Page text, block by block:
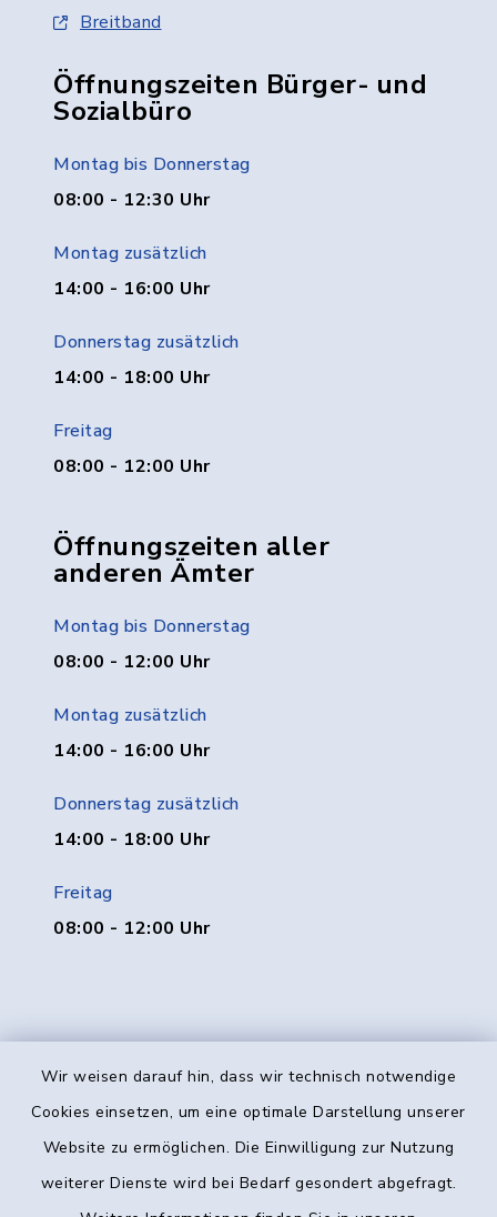
Wir weisen darauf hin, dass wir technisch notwendige
Cookies einsetzen, um eine optimale Darstellung unserer
Website zu ermöglichen. Die Einwilligung zur Nutzung
weiterer Dienste wird bei Bedarf gesondert abgefragt.
Breitband
Öffnungszeiten Bürger- und
Sozialbüro
Montag bis Donnerstag
08:00 - 12:30 Uhr
Montag zusätzlich
14:00 - 16:00 Uhr
Donnerstag zusätzlich
14:00 - 18:00 Uhr
Freitag
08:00 - 12:00 Uhr
Öffnungszeiten aller
anderen Ämter
Montag bis Donnerstag
08:00 - 12:00 Uhr
Montag zusätzlich
14:00 - 16:00 Uhr
Donnerstag zusätzlich
14:00 - 18:00 Uhr
Freitag
08:00 - 12:00 Uhr
Kontakt